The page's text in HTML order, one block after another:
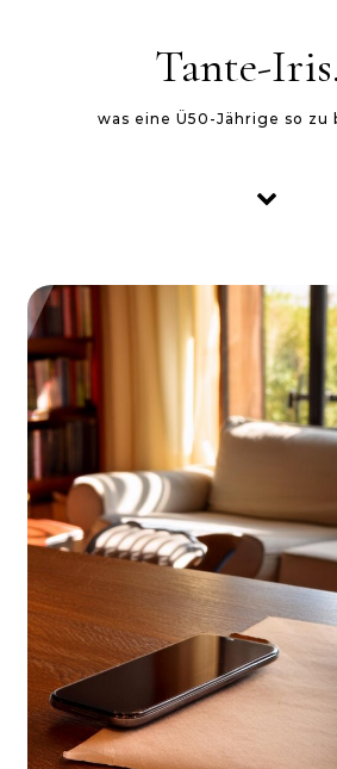
Tante-
was eine Ü50-Jährige so zu